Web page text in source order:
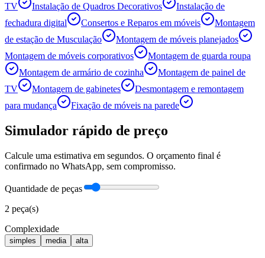
TV
Instalação de Quadros Decorativos
Instalação de
fechadura digital
Consertos e Reparos em móveis
Montagem
de estação de Musculação
Montagem de móveis planejados
Montagem de móveis corporativos
Montagem de guarda roupa
Montagem de armário de cozinha
Montagem de painel de
TV
Montagem de gabinetes
Desmontagem e remontagem
para mudança
Fixação de móveis na parede
Simulador rápido de preço
Calcule uma estimativa em segundos. O orçamento final é
confirmado no WhatsApp, sem compromisso.
Quantidade de peças
2 peça(s)
Complexidade
simples media alta